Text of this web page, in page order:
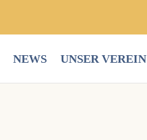
NEWS UNSER VEREIN